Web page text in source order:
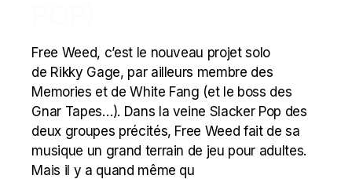
Free Weed, c’est le nouveau projet solo
de Rikky Gage, par ailleurs membre des
Memories et de White Fang (et le boss des
Gnar Tapes…). Dans la veine Slacker Pop des
deux groupes précités, Free Weed fait de sa
musique un grand terrain de jeu pour adultes.
Mais il y a quand même qu